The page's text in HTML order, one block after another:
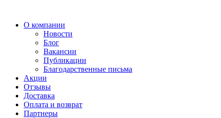
О компании
Новости
Блог
Вакансии
Публикации
Благодарственные письма
Акции
Отзывы
Доставка
Оплата и возврат
Партнеры